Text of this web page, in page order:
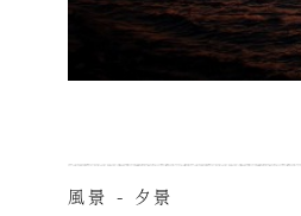
風景 - 夕景